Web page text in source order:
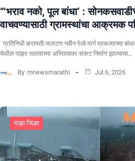
“‘भराव नको, पूल बांधा’ :
वाचवण्यासाठी ग्रामस्थांचा आक्रमक
प्रतिनिधी बारामती-फलटण नवीन रेल्वे मार्ग प्रकल्पाच्या
येथील पाझर तलावाच्या अस्तित्वावर संकट निर्माण झाल्याचा…
By mnewsmarathi Jul 6, 2026
माझा जिल्हा